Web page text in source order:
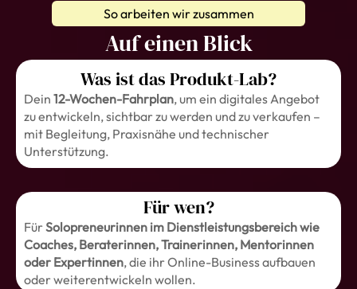
So arbeiten wir zusammen
Auf einen Blick
Was ist das Produkt-Lab?
Dein 12-Wochen-Fahrplan, um ein digitales Angebot
zu entwickeln, sichtbar zu werden und zu verkaufen –
mit Begleitung, Praxisnähe und technischer
Unterstützung.
Für wen?
FürSolopreneurinnen im Dienstleistungsbereich wie
Coaches, Beraterinnen, Trainerinnen, Mentorinnen
oder Expertinnen, die ihr Online-Business aufbauen
oder weiterentwickeln wollen.